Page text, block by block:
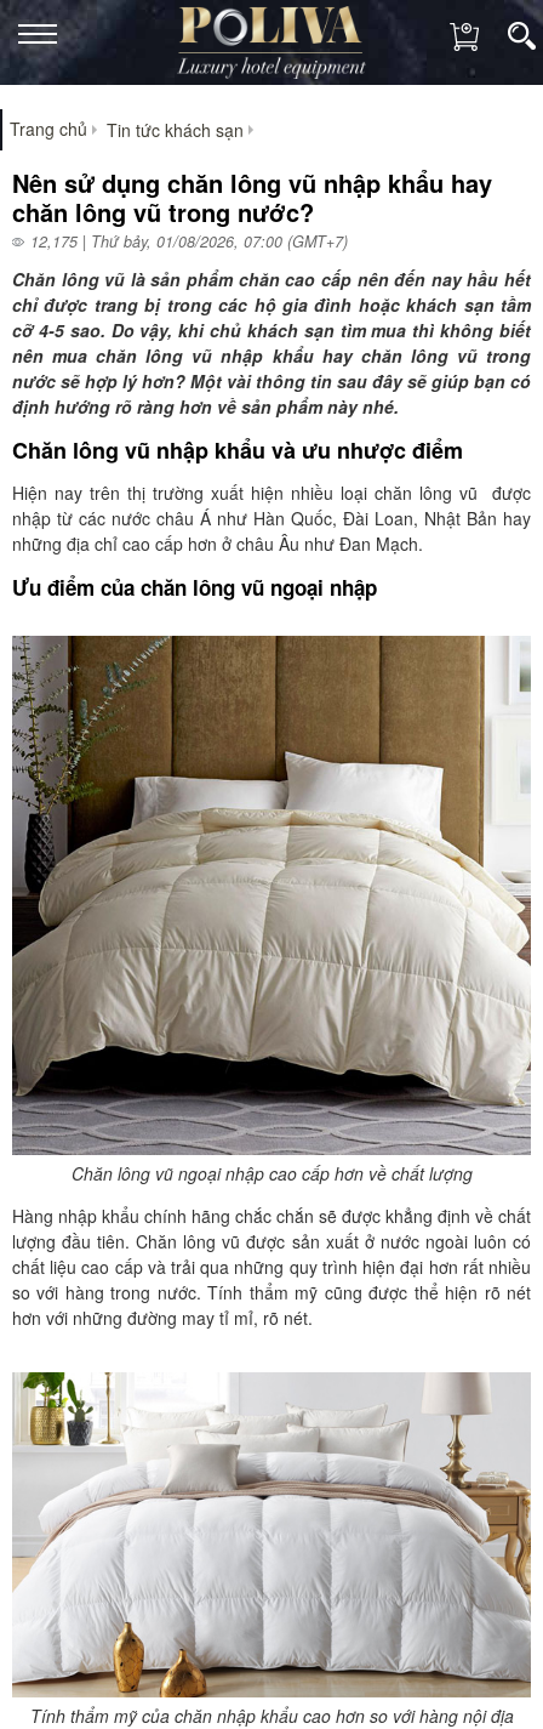
Trang chủ Tin tức khách sạn
Nên sử dụng chăn lông vũ nhập khẩu hay
chăn lông vũ trong nước?
12,175 | Thứ bảy, 01/08/2026, 07:00 (GMT+7)
Chăn lông vũ là sản phẩm chăn cao cấp nên đến nay hầu hết
chỉ được trang bị trong các hộ gia đình hoặc khách sạn tầm
cỡ 4-5 sao. Do vậy, khi chủ khách sạn tìm mua thì không biết
nên mua chăn lông vũ nhập khẩu hay chăn lông vũ trong
nước sẽ hợp lý hơn? Một vài thông tin sau đây sẽ giúp bạn có
định hướng rõ ràng hơn về sản phẩm này nhé.
Chăn lông vũ nhập khẩu và ưu nhược điểm
Hiện nay trên thị trường xuất hiện nhiều loại chăn lông vũ được
nhập từ các nước châu Á như Hàn Quốc, Đài Loan, Nhật Bản hay
những địa chỉ cao cấp hơn ở châu Âu như Đan Mạch.
Ưu điểm của chăn lông vũ ngoại nhập
Chăn lông vũ ngoại nhập cao cấp hơn về chất lượng
Hàng nhập khẩu chính hãng chắc chắn sẽ được khẳng định về chất
lượng đầu tiên. Chăn lông vũ được sản xuất ở nước ngoài luôn có
chất liệu cao cấp và trải qua những quy trình hiện đại hơn rất nhiều
so với hàng trong nước. Tính thẩm mỹ cũng được thể hiện rõ nét
hơn với những đường may tỉ mỉ, rõ nét.
Tính thẩm mỹ của chăn nhập khẩu cao hơn so với hàng nội địa